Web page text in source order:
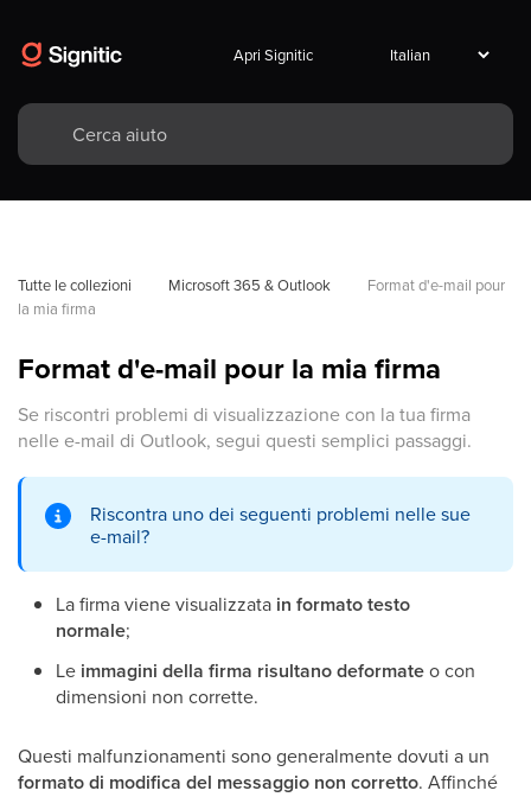
Apri Signitic
Tutte le collezioni Microsoft 365 & Outlook
Format d'e-mail pour
la mia firma
Format d'e-mail pour la mia firma
Se riscontri problemi di visualizzazione con la tua firma
nelle e-mail di Outlook, segui questi semplici passaggi.
Riscontra uno dei seguenti problemi nelle sue
e-mail?
La firma viene visualizzata in formato testo
normale;
Le immagini della firma risultano deformateo con
dimensioni non corrette.
Questi malfunzionamenti sono generalmente dovuti a un
formato di modifica del messaggio non corretto. Affinché